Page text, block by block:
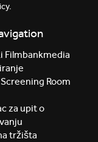
Filmbankmedia
Room
za upit o
tržišta